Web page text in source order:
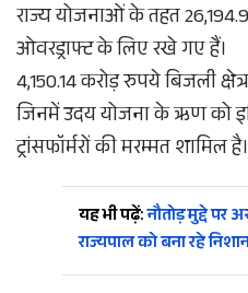
राज्य योजनाओं के तहत
ओवरड्राफ्ट के लिए रखे गए हैं।
4,150.14 करोड़ रुपये बिजली
जिनमें उदय योजना के ऋण को
ट्रांसफॉर्मरों की मरम्मत शामिल है।
यह भी पढ़ें:नौतोड़ मुद्दे
राज्यपाल को बना रहे